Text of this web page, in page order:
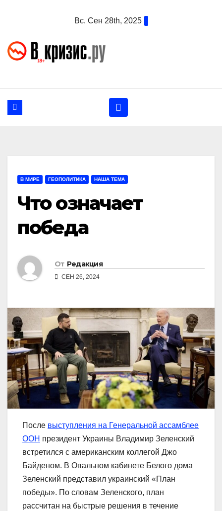
Вс. Сен 28th, 2025
В МИРЕ ГЕОПОЛИТИКА НАША ТЕМА
Что означает
победа
От Редакция
СЕН 26, 2024
После выступления на Генеральной ассамблее
ООН президент Украины Владимир Зеленский
встретился с американским коллегой Джо
Байденом. В Овальном кабинете Белого дома
Зеленский представил украинский «План
победы». По словам Зеленского, план
рассчитан на быстрые решения в течение